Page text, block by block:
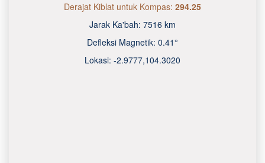
Derajat Kiblat untuk Kompas: 294.25
Jarak Ka'bah: 7516 km
Defleksi Magnetik: 0.41°
Lokasi: -2.9777,104.3020